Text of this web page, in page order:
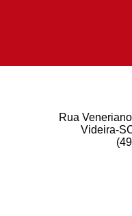
Rua
Videira-